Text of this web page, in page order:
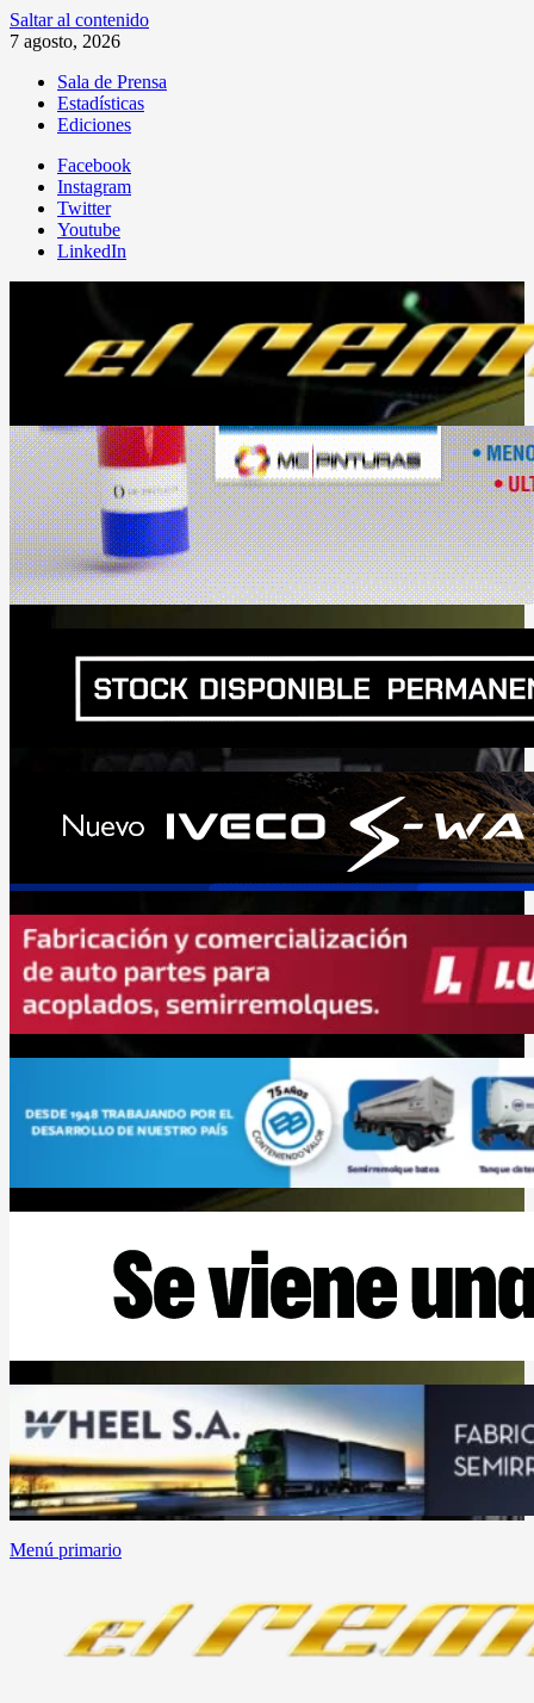
Saltar al contenido
7 agosto, 2026
Sala de Prensa
Estadísticas
Ediciones
Facebook
Instagram
Twitter
Youtube
LinkedIn
Menú primario